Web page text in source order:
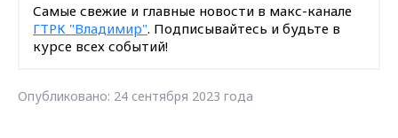
Самые свежие и главные новости в макс-канале
ГТРК "Владимир". Подписывайтесь и будьте в
курсе всех событий!
Опубликовано: 24 сентября 2023 года